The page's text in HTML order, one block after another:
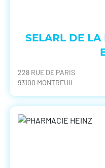
SELARL DE
228 RUE DE PARIS
93100 MONTREUIL